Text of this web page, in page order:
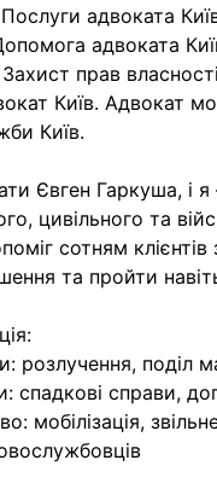
адвоката
адвоката
прав
Київ. Адвокат
Київ.
Євген Гаркуша, і
цивільного та
сотням клієнтів
та пройти
розлучення, поділ
спадкові справи,
мобілізація,